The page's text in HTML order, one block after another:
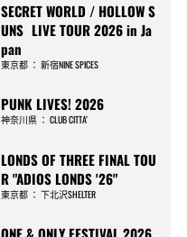
SECRET WORLD / HOLLOW S
UNS LIVE TOUR 2026 in Ja
pan
東京都 ：新宿NINE SPICES
PUNK LIVES! 2026
神奈川県 ：CLUB CITTA’
LONDS OF THREE FINAL TOU
R "ADIOS LONDS '26"
東京都 ：下北沢SHELTER